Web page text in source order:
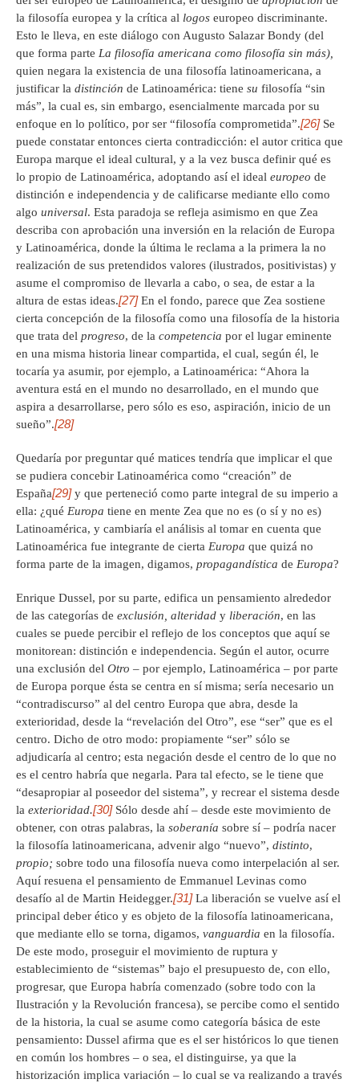
la filosofía europea y la crítica al logos europeo discriminante.
Esto le lleva, en este diálogo con Augusto Salazar Bondy (del
que forma parte La filosofía americana como filosofía sin más),
quien negara la existencia de una filosofía latinoamericana, a
justificar la distinción de Latinoamérica: tiene su filosofía “sin
más”, la cual es, sin embargo, esencialmente marcada por su
enfoque en lo político, por ser “filosofía comprometida”.[26]Se
puede constatar entonces cierta contradicción: el autor critica que
Europa marque el ideal cultural, y a la vez busca definir qué es
lo propio de Latinoamérica, adoptando así el ideal europeo de
distinción e independencia y de calificarse mediante ello como
algo universal. Esta paradoja se refleja asimismo en que Zea
describa con aprobación una inversión en la relación de Europa
y Latinoamérica, donde la última le reclama a la primera la no
realización de sus pretendidos valores (ilustrados, positivistas) y
asume el compromiso de llevarla a cabo, o sea, de estar a la
altura de estas ideas.[27]En el fondo, parece que Zea sostiene
cierta concepción de la filosofía como una filosofía de la historia
que trata del progreso, de la competencia por el lugar eminente
en una misma historia linear compartida, el cual, según él, le
tocaría ya asumir, por ejemplo, a Latinoamérica: “Ahora la
aventura está en el mundo no desarrollado, en el mundo que
aspira a desarrollarse, pero sólo es eso, aspiración, inicio de un
sueño”.[28]
Quedaría por preguntar qué matices tendría que implicar el que
se pudiera concebir Latinoamérica como “creación” de
España[29]y que perteneció como parte integral de su imperio a
ella: ¿qué Europa tiene en mente Zea que no es (o sí y no es)
Latinoamérica, y cambiaría el análisis al tomar en cuenta que
Latinoamérica fue integrante de cierta Europa que quizá no
forma parte de la imagen, digamos, propagandística de Europa?
Enrique Dussel, por su parte, edifica un pensamiento alrededor
de las categorías de exclusión, alteridad y liberación, en las
cuales se puede percibir el reflejo de los conceptos que aquí se
monitorean: distinción e independencia. Según el autor, ocurre
una exclusión del Otro – por ejemplo, Latinoamérica – por parte
de Europa porque ésta se centra en sí misma; sería necesario un
“contradiscurso” al del centro Europa que abra, desde la
exterioridad, desde la “revelación del Otro”, ese “ser” que es el
centro. Dicho de otro modo: propiamente “ser” sólo se
adjudicaría al centro; esta negación desde el centro de lo que no
es el centro habría que negarla. Para tal efecto, se le tiene que
“desapropiar al poseedor del sistema”, y recrear el sistema desde
la exterioridad.[30]Sólo desde ahí – desde este movimiento de
obtener, con otras palabras, la soberanía sobre sí – podría nacer
la filosofía latinoamericana, advenir algo “nuevo”, distinto,
propio; sobre todo una filosofía nueva como interpelación al ser.
Aquí resuena el pensamiento de Emmanuel Levinas como
desafío al de Martin Heidegger.[31]La liberación se vuelve así el
principal deber ético y es objeto de la filosofía latinoamericana,
que mediante ello se torna, digamos, vanguardia en la filosofía.
De este modo, proseguir el movimiento de ruptura y
establecimiento de “sistemas” bajo el presupuesto de, con ello,
progresar, que Europa habría comenzado (sobre todo con la
Ilustración y la Revolución francesa), se percibe como el sentido
de la historia, la cual se asume como categoría básica de este
pensamiento: Dussel afirma que es el ser históricos lo que tienen
en común los hombres – o sea, el distinguirse, ya que la
historización implica variación – lo cual se va realizando a través